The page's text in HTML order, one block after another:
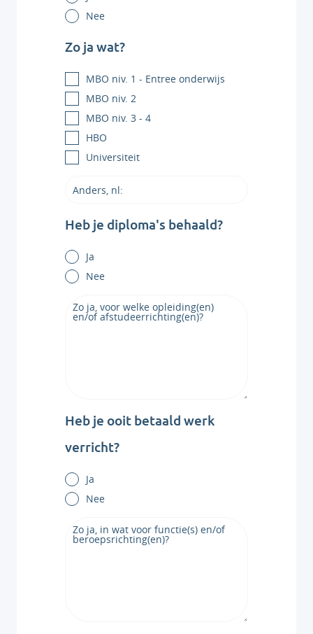
Nee
Zo ja wat?
MBO niv. 1 - Entree onderwijs
MBO niv. 2
MBO niv. 3 - 4
HBO
Universiteit
Heb je diploma's behaald?
Ja
Nee
Heb je ooit betaald werk
verricht?
Ja
Nee